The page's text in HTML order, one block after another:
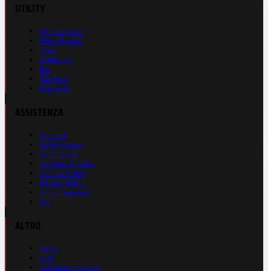
Abbonamenti
Prima Pagina
Store
Pubblicità
Rss
Site Map
Registrati
Contatti
La Redazione
Nota Legale
Gestione Cookie
Cookie Policy
Privacy Policy
Cond. Generali
Faq
Video
Foto
Calendario Serie A